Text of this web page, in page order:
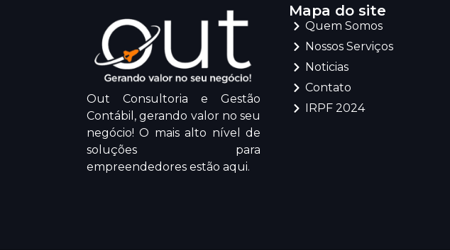
Out Consultoria e Gestão
Contábil, gerando valor no seu
negócio! O mais alto nível de
soluções para
empreendedores estão aqui.
Mapa do site
Quem Somos
Nossos Serviços
Noticias
Contato
IRPF 2024